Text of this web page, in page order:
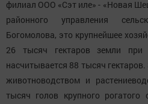
филиал ООО «Сэт иле» - «Новая
районного управления
Богомолова, это крупнейшее
26 тысяч гектаров земли
насчитывается 88 тысяч
животноводством и
тысяч голов крупного